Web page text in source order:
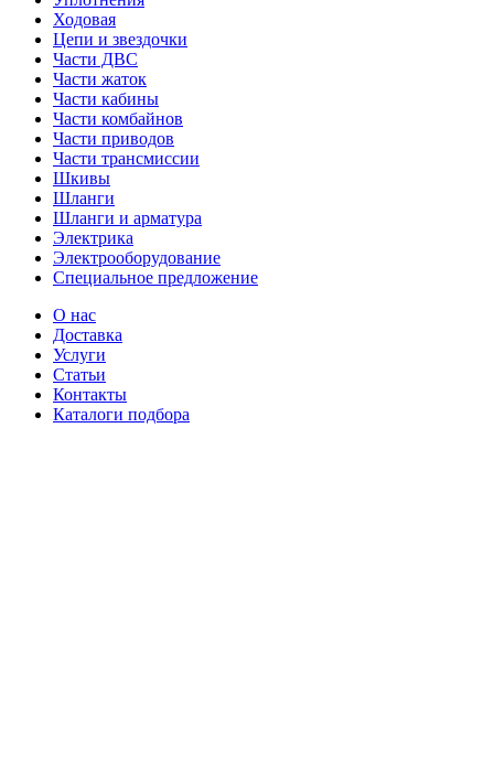
Ходовая
Цепи и звездочки
Части ДВС
Части жаток
Части кабины
Части комбайнов
Части приводов
Части трансмиссии
Шкивы
Шланги
Шланги и арматура
Электрика
Электрооборудование
Специальное предложение
О нас
Доставка
Услуги
Статьи
Контакты
Каталоги подбора